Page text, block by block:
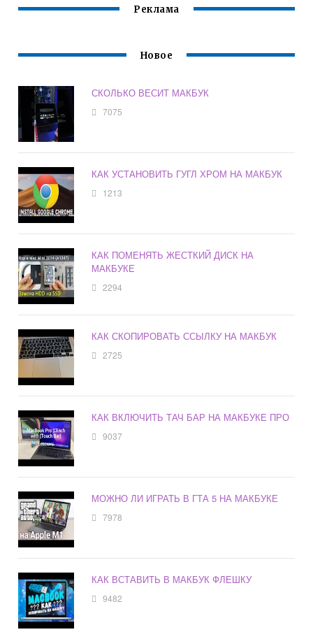
Реклама
Новое
СКОЛЬКО ВЕСИТ МАКБУК
7075
КАК УСТАНОВИТЬ ГУГЛ ХРОМ НА МАКБУК
1213
КАК ПОМЕНЯТЬ ЖЕСТКИЙ ДИСК НА
МАКБУКЕ
2294
КАК СКОПИРОВАТЬ ССЫЛКУ НА МАКБУК
2725
КАК ВКЛЮЧИТЬ ТАЧ БАР НА МАКБУКЕ ПРО
9037
МОЖНО ЛИ ИГРАТЬ В ГТА 5 НА МАКБУКЕ
7978
КАК ВСТАВИТЬ В МАКБУК ФЛЕШКУ
9482